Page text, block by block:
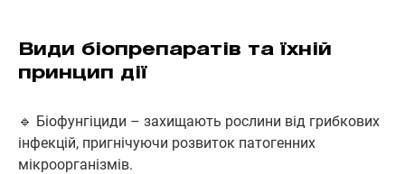
Види біопрепаратів та їхній
принцип дії
🔹 Біофунгіциди – захищають рослини від грибкових
інфекцій, пригнічуючи розвиток патогенних
мікроорганізмів.